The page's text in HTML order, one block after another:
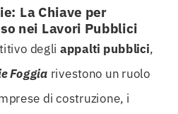
La Chiave per
nei Lavori Pubblici
degliappalti pubblici,
Foggia rivestono un ruolo
di costruzione, i